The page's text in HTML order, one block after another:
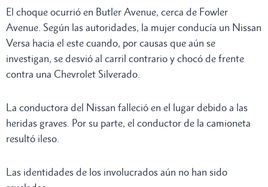
El choque ocurrió en Butler Avenue, cerca de Fowler
Avenue. Según las autoridades, la mujer conducía un Nissan
Versa hacia el este cuando, por causas que aún se
investigan, se desvió al carril contrario y chocó de frente
contra una Chevrolet Silverado.
La conductora del Nissan falleció en el lugar debido a las
heridas graves. Por su parte, el conductor de la camioneta
resultó ileso.
Las identidades de los involucrados aún no han sido